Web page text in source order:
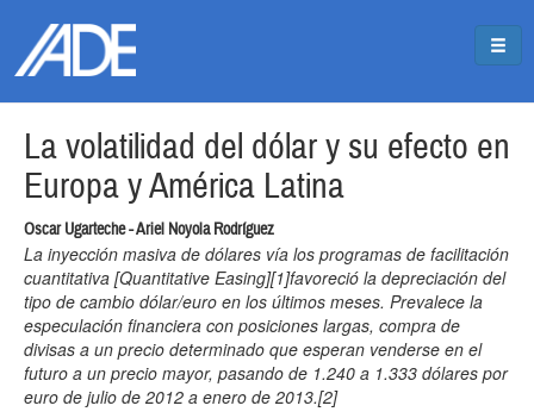
La volatilidad del dólar y su efecto en
Europa y América Latina
Oscar Ugarteche - Ariel Noyola Rodríguez
La inyección masiva de dólares vía los programas de facilitación
cuantitativa [Quantitative Easing][1]favoreció la depreciación del
tipo de cambio dólar/euro en los últimos meses. Prevalece la
especulación financiera con posiciones largas, compra de
divisas a un precio determinado que esperan venderse en el
futuro a un precio mayor, pasando de 1.240 a 1.333 dólares por
euro de julio de 2012 a enero de 2013.[2]